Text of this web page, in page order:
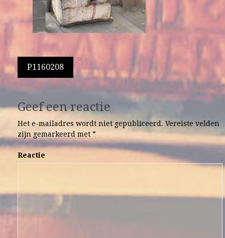
Berichtnavigatie
P1160208
Geef een reactie
Het e-mailadres wordt niet gepubliceerd. Vereiste velden
zijn gemarkeerd met *
Reactie